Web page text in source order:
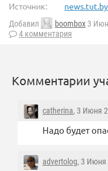
Источник:
Добавил boombox 3
4 комментария
Комментарии
catherina, 3 Июня
Надо будет
advertolog, 3 Июня